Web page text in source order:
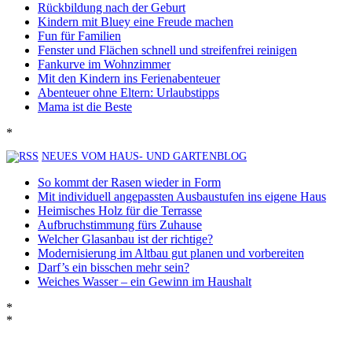
Rückbildung nach der Geburt
Kindern mit Bluey eine Freude machen
Fun für Familien
Fenster und Flächen schnell und streifenfrei reinigen
Fankurve im Wohnzimmer
Mit den Kindern ins Ferienabenteuer
Abenteuer ohne Eltern: Urlaubstipps
Mama ist die Beste
*
NEUES VOM HAUS- UND GARTENBLOG
So kommt der Rasen wieder in Form
Mit individuell angepassten Ausbaustufen ins eigene Haus
Heimisches Holz für die Terrasse
Aufbruchstimmung fürs Zuhause
Welcher Glasanbau ist der richtige?
Modernisierung im Altbau gut planen und vorbereiten
Darf’s ein bisschen mehr sein?
Weiches Wasser – ein Gewinn im Haushalt
*
*